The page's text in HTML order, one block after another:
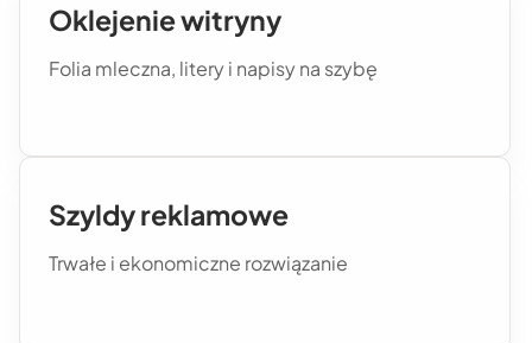
Oklejenie witryny
Folia mleczna, litery i napisy na szybę
Szyldy reklamowe
Trwałe i ekonomiczne rozwiązanie